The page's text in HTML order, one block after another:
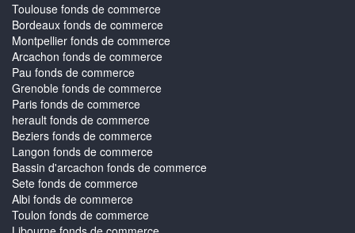
Toulouse fonds de commerce
Bordeaux fonds de commerce
Montpellier fonds de commerce
Arcachon fonds de commerce
Pau fonds de commerce
Grenoble fonds de commerce
Paris fonds de commerce
herault fonds de commerce
Beziers fonds de commerce
Langon fonds de commerce
Bassin d'arcachon fonds de commerce
Sete fonds de commerce
Albi fonds de commerce
Toulon fonds de commerce